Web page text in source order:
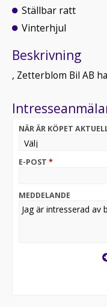
Ställbar ratt
Vinterhjul
Beskrivning
, Zetterblom Bil AB
NÄR ÄR KÖPET
E-POST *
MEDDELANDE